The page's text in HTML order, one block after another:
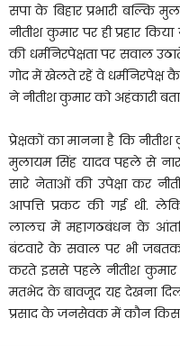
सपा के बिहार प्रभारी बल्कि
नीतीश कुमार पर ही प्रहार
की धर्मनिरपेक्षता पर सवाल
गोद में खेलते रहें वे धर्मनिरपेक्ष
ने नीतीश कुमार को अहंकारी
प्रेक्षकों का मानना है कि
मुलायम सिंह यादव पहले से
सारे नेताओं की उपेक्षा कर
आपत्ति प्रकट की गई थी.
लालच में महागठबंधन के
बंटवारे के सवाल पर भी
करते इससे पहले नीतीश कुमार
मतभेद के बावजूद यह देखना
प्रसाद के जनसेवक में कौन